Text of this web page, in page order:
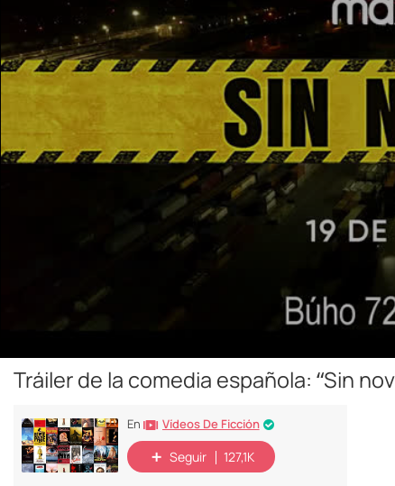
Tráiler de la comedia española: “Sin
En Vídeos De Ficción
Seguir 127,1K